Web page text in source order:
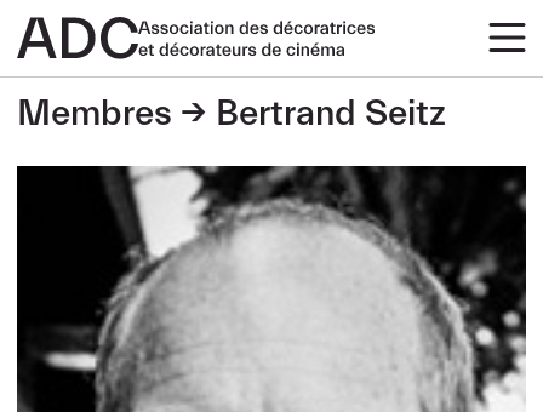
Membres Bertrand Seitz